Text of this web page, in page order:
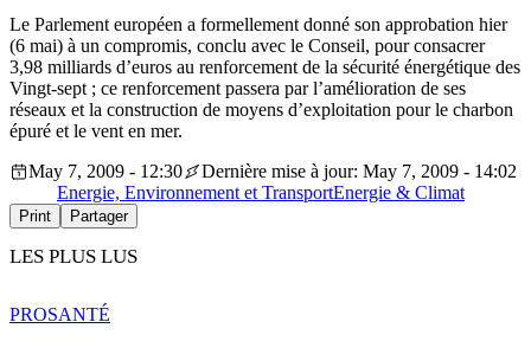
Le Parlement européen a formellement donné son approbation hier
(6 mai) à un compromis, conclu avec le Conseil, pour consacrer
3,98 milliards d’euros au renforcement de la sécurité énergétique des
Vingt-sept ; ce renforcement passera par l’amélioration de ses
réseaux et la construction de moyens d’exploitation pour le charbon
épuré et le vent en mer.
May 7, 2009 - 12:30
Dernière mise à jour: May 7, 2009 - 14:02
Energie, Environnement et TransportEnergie & Climat
Print Partager
LES PLUS LUS
PROSANTÉ